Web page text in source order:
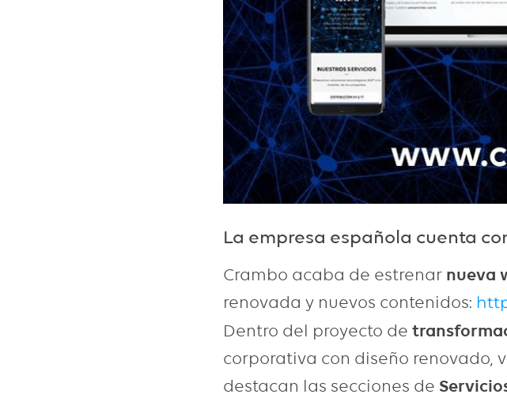
La empresa española cuenta
Crambo acaba de estrenar nueva
renovada y nuevos contenidos:
Dentro del proyecto de
corporativa con diseño renovado,
destacan las secciones de